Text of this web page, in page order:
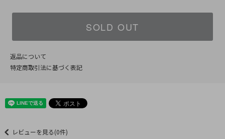
SOLD OUT
返品について
特定商取引法に基づく表記
レビューを見る(0件)